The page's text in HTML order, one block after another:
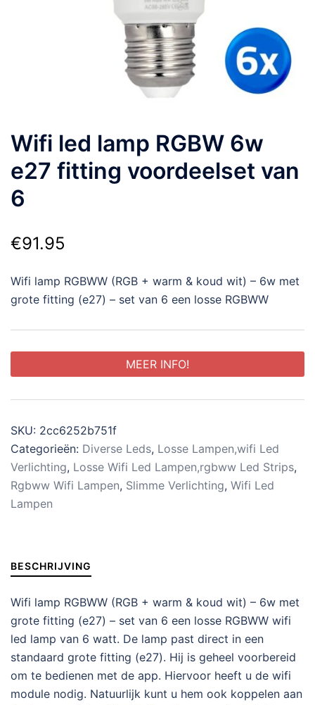
Wifi led lamp RGBW 6w
e27 fitting voordeelset van
6
€91.95
Wifi lamp RGBWW (RGB + warm & koud wit) – 6w met
grote fitting (e27) – set van 6 een losse RGBWW
MEER INFO!
SKU: 2cc6252b751f
Categorieën: Diverse Leds, Losse Lampen,wifi Led
Verlichting, Losse Wifi Led Lampen,rgbww Led Strips,
Rgbww Wifi Lampen, Slimme Verlichting, Wifi Led
Lampen
BESCHRIJVING
Wifi lamp RGBWW (RGB + warm & koud wit) – 6w met
grote fitting (e27) – set van 6 een losse RGBWW wifi
led lamp van 6 watt. De lamp past direct in een
standaard grote fitting (e27). Hij is geheel voorbereid
om te bedienen met de app. Hiervoor heeft u de wifi
module nodig. Natuurlijk kunt u hem ook koppelen aan